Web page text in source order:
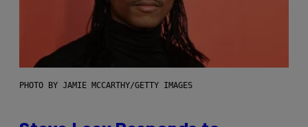
PHOTO BY JAMIE MCCARTHY/GETTY IMAGES